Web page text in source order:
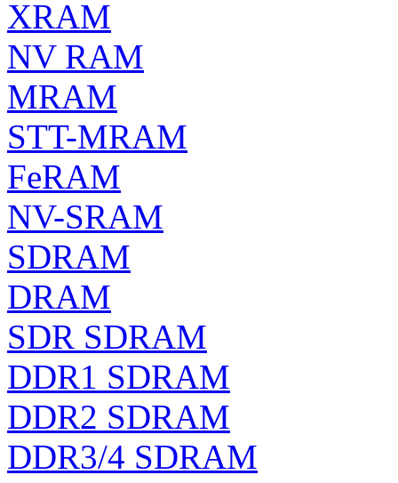
XRAM
NV RAM
MRAM
STT-MRAM
FeRAM
NV-SRAM
SDRAM
DRAM
SDR SDRAM
DDR1 SDRAM
DDR2 SDRAM
DDR3/4 SDRAM